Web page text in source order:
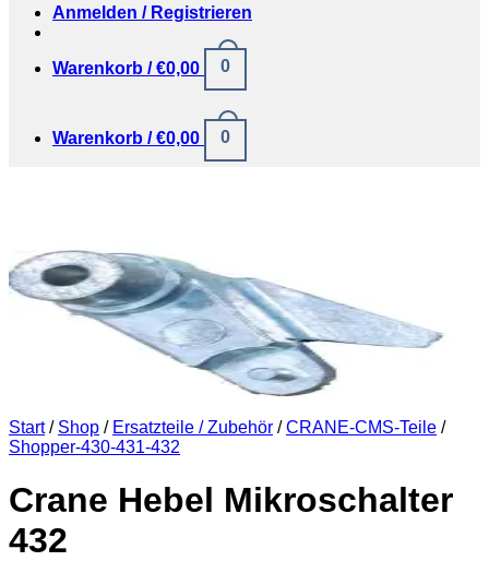
Anmelden / Registrieren
Warenkorb /€0,00 0
Warenkorb /€0,00 0
Start / Shop / Ersatzteile / Zubehör / CRANE-CMS-Teile /
Shopper-430-431-432
Crane Hebel Mikroschalter
432